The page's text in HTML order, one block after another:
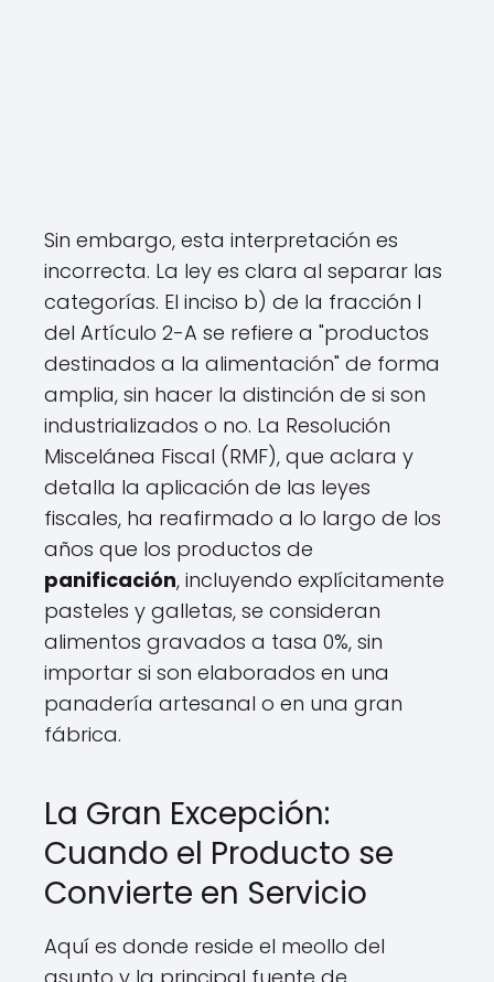
Sin embargo, esta interpretación es
incorrecta. La ley es clara al separar las
categorías. El inciso b) de la fracción I
del Artículo 2-A se refiere a "productos
destinados a la alimentación" de forma
amplia, sin hacer la distinción de si son
industrializados o no. La Resolución
Miscelánea Fiscal (RMF), que aclara y
detalla la aplicación de las leyes
fiscales, ha reafirmado a lo largo de los
años que los productos de
panificación, incluyendo explícitamente
pasteles y galletas, se consideran
alimentos gravados a tasa 0%, sin
importar si son elaborados en una
panadería artesanal o en una gran
fábrica.
La Gran Excepción:
Cuando el Producto se
Convierte en Servicio
Aquí es donde reside el meollo del